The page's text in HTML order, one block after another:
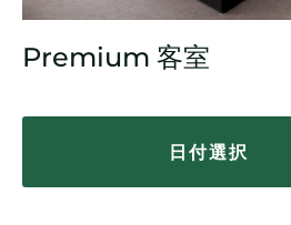
Premium 客室
日付選択